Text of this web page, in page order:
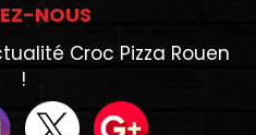
NOUS
Croc Pizza Rouen
!